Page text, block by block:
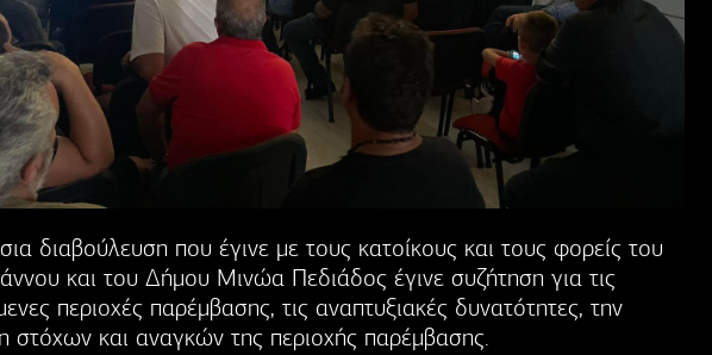
διαβούλευση που έγινε με τους κατοίκους και τους φορείς του
και του Δήμου Μινώα Πεδιάδος έγινε συζήτηση για τις
περιοχές παρέμβασης, τις αναπτυξιακές δυνατότητες, την
στόχων και αναγκών της περιοχής παρέμβασης.